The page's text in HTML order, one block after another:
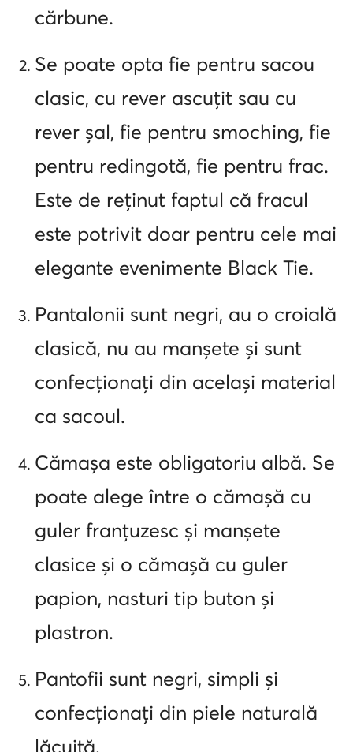
cărbune.
Se poate opta fie pentru sacou
clasic, cu rever ascuțit sau cu
rever șal, fie pentru smoching, fie
pentru redingotă, fie pentru frac.
Este de reținut faptul că fracul
este potrivit doar pentru cele mai
elegante evenimente Black Tie.
Pantalonii sunt negri, au o croială
clasică, nu au manșete și sunt
confecționați din același material
ca sacoul.
Cămașa este obligatoriu albă. Se
poate alege între o cămașă cu
guler franțuzesc și manșete
clasice și o cămașă cu guler
papion, nasturi tip buton și
plastron.
Pantofii sunt negri, simpli și
confecționați din piele naturală
lăcuită.